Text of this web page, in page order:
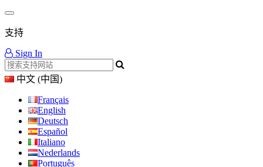
支持
Sign In
中文 (中国)
Français
English
Deutsch
Español
Italiano
Nederlands
Português